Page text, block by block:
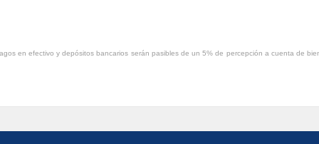
en efectivo y depósitos bancarios serán pasibles de un 5% de percepción a cuenta de